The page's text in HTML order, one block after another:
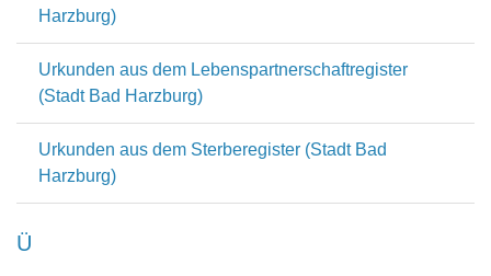
Harzburg)
Urkunden aus dem Lebenspartnerschaftregister
(Stadt Bad Harzburg)
Urkunden aus dem Sterberegister (Stadt Bad
Harzburg)
Ü